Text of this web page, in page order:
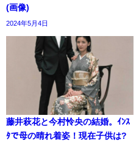
(画像)
2024年5月4日
藤井萩花と今村怜央の結婚。ｲﾝｽ
ﾀで母の晴れ着姿！現在子供は?